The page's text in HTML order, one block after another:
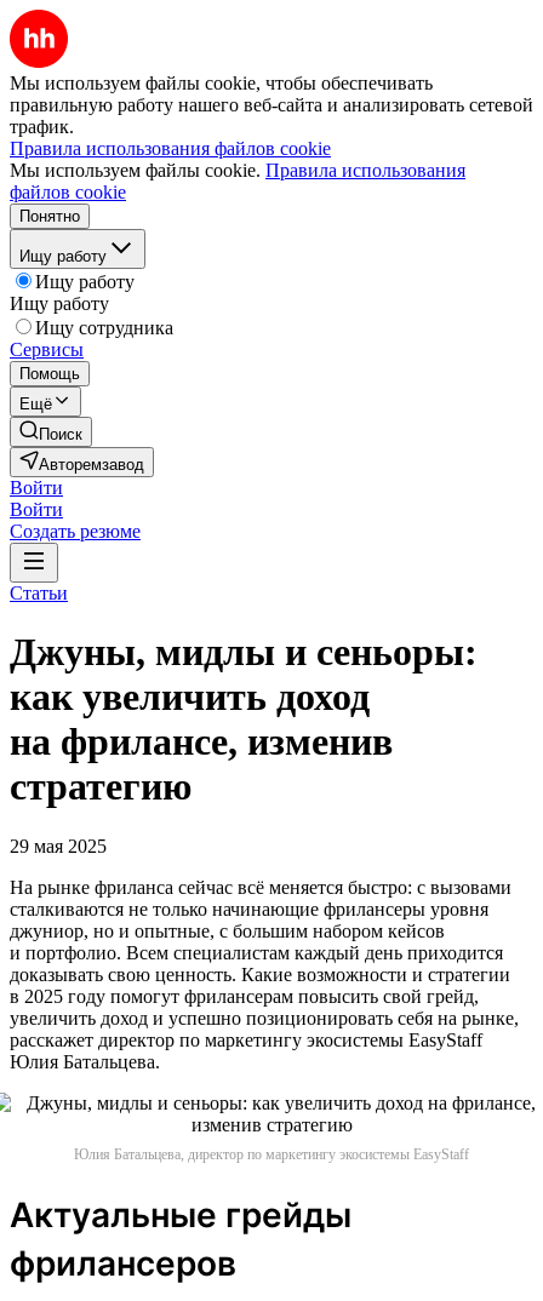
Мы используем файлы cookie, чтобы обеспечивать
правильную работу нашего веб-сайта и анализировать сетевой
трафик.
Правила использования файлов cookie
Мы используем файлы cookie. Правила использования
файлов cookie
Понятно
Ищу работу
Ищу работу
Ищу работу
Ищу сотрудника
Сервисы
Помощь
Ещё
Поиск
Авторемзавод
Войти
Войти
Создать резюме
Статьи
Джуны, мидлы и сеньоры:
как увеличить доход
на фрилансе, изменив
стратегию
29 мая 2025
На рынке фриланса сейчас всё меняется быстро: с вызовами
сталкиваются не только начинающие фрилансеры уровня
джуниор, но и опытные, с большим набором кейсов
и портфолио. Всем специалистам каждый день приходится
доказывать свою ценность. Какие возможности и стратегии
в 2025 году помогут фрилансерам повысить свой грейд,
увеличить доход и успешно позиционировать себя на рынке,
расскажет директор по маркетингу экосистемы EasyStaff
Юлия Батальцева.
Юлия Батальцева, директор по маркетингу экосистемы EasyStaff
Актуальные грейды
фрилансеров